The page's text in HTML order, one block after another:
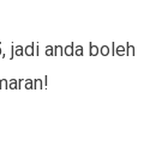
, jadi anda boleh